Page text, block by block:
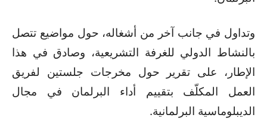
وتداول في جانب آخر من أشغاله، حول مواضيع تتصل
بالنشاط الدولي للغرفة التشريعية، وصادق في هذا
الإطار، على تقرير حول مخرجات جلستين لفريق
العمل المكلّف بتقييم أداء البرلمان في مجال
الديبلوماسية البرلمانية.